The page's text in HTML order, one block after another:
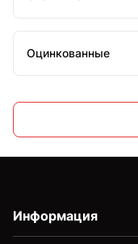
Оцинкованные
С неполной резьбой
Информация